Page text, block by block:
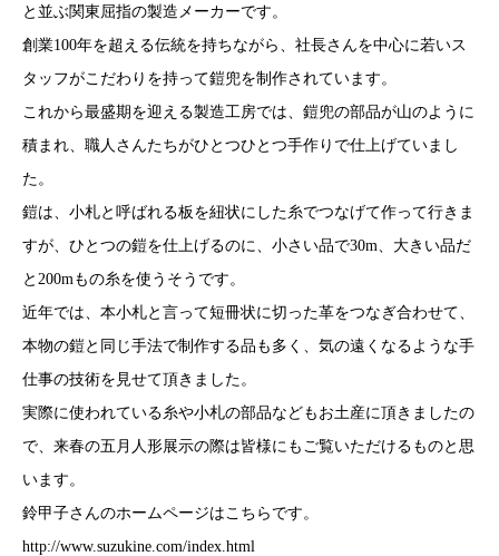
と並ぶ関東屈指の製造メーカーです。
創業100年を超える伝統を持ちながら、社長さんを中心に若いス
タッフがこだわりを持って鎧兜を制作されています。
これから最盛期を迎える製造工房では、鎧兜の部品が山のように
積まれ、職人さんたちがひとつひとつ手作りで仕上げていまし
た。
鎧は、小札と呼ばれる板を紐状にした糸でつなげて作って行きま
すが、ひとつの鎧を仕上げるのに、小さい品で30m、大きい品だ
と200mもの糸を使うそうです。
近年では、本小札と言って短冊状に切った革をつなぎ合わせて、
本物の鎧と同じ手法で制作する品も多く、気の遠くなるような手
仕事の技術を見せて頂きました。
実際に使われている糸や小札の部品などもお土産に頂きましたの
で、来春の五月人形展示の際は皆様にもご覧いただけるものと思
います。
鈴甲子さんのホームページはこちらです。
http://www.suzukine.com/index.html